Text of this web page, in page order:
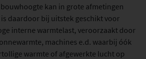
kan in grote afmetingen
daardoor bij uitstek geschikt voor
interne warmtelast, veroorzaakt door
machines e.d. waarbij óók
warmte of afgewerkte lucht op
EN BRANDKLEPPEN